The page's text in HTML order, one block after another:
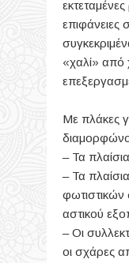
επιφάνειες
«χαλί» από
Με πλάκες
– Τα
– Τα
αστικού
– Οι
οι σχάρες